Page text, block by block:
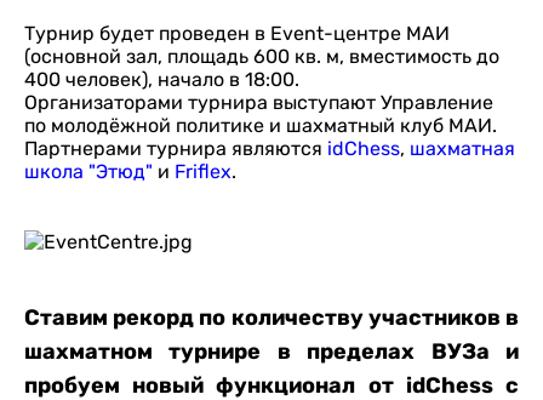
Турнир будет проведен в Event-центре МАИ
(основной зал, площадь 600 кв. м, вместимость до
400 человек), начало в 18:00.
Организаторами турнира выступают Управление
по молодёжной политике и шахматный клуб МАИ.
Партнерами турнира являются idChess, шахматная
школа "Этюд" и Friflex.
Ставим рекорд по количеству участников в
шахматном турнире в пределах ВУЗа и
пробуем новый функционал от idChess с